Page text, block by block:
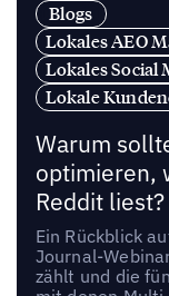
Blogs
Lokales AEO
Lokales Social
Lokale
Warum
optimieren,
Reddit liest?
Ein Rückblick
Journal-
zählt und die